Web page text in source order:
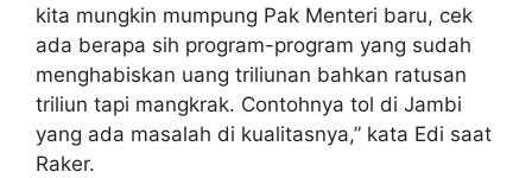
kita mungkin mumpung Pak Menteri baru, cek
ada berapa sih program-program yang sudah
menghabiskan uang triliunan bahkan ratusan
triliun tapi mangkrak. Contohnya tol di Jambi
yang ada masalah di kualitasnya,” kata Edi saat
Raker.